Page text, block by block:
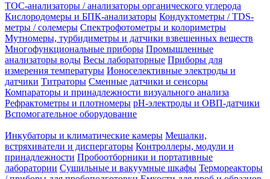
TOC-анализаторы / анализаторы органического углерода
Кислородомеры и БПК-анализаторы Кондуктометры / TDS-
метры / солемеры Спектрофотометры и колориметры
Мутномеры, турбидиметры и датчики взвешенных веществ
Многофункциональные приборы Промышленные
анализаторы воды Весы лабораторные Приборы для
измерения температуры Ионоселективные электроды и
датчики Титраторы Сменные датчики и сенсоры
Компараторы и принадлежности визуального анализа
Рефрактометры и плотномеры pH-электроды и ОВП-датчики
Вспомогательное оборудование
Инкубаторы и климатические камеры Мешалки,
встряхиватели и диспергаторы Контроллеры, модули и
принадлежности Пробоотборники и портативные
лаборатории Сушильные и вакуумные шкафы Термореакторы